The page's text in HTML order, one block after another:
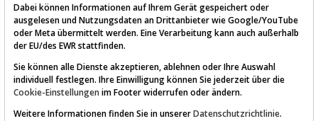
AKTIEN-TERMINAL
Dabei können Informationen auf Ihrem Gerät gespeichert oder
ausgelesen und Nutzungsdaten an Drittanbieter wie Google/YouTube
oder Meta übermittelt werden. Eine Verarbeitung kann auch außerhalb
der EU/des EWR stattfinden.
Sie können alle Dienste akzeptieren, ablehnen oder Ihre Auswahl
individuell festlegen. Ihre Einwilligung können Sie jederzeit über die
Cookie-Einstellungen im Footer widerrufen oder ändern.
Weitere Informationen finden Sie in unsererDatenschutzrichtlinie.